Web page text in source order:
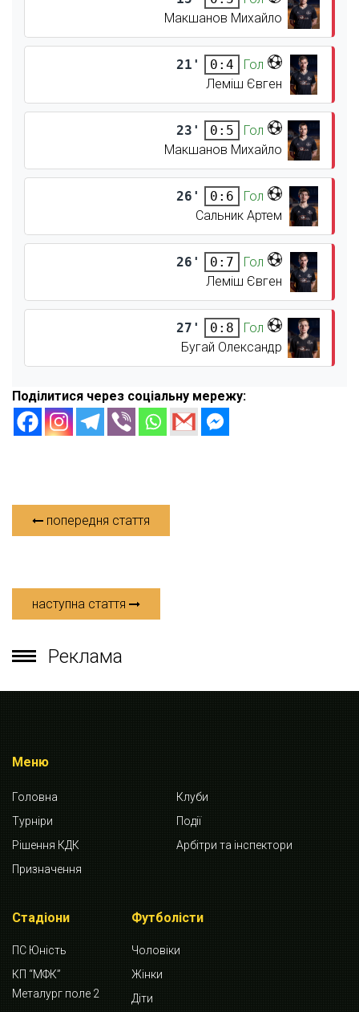
Макшанов Михайло
21' 0:4
Гол
Леміш Євген
23' 0:5
Гол
Макшанов Михайло
26' 0:6
Гол
Сальник Артем
26' 0:7
Гол
Леміш Євген
27' 0:8
Гол
Бугай Олександр
Поділитися через соціальну мережу:
попередня стаття
наступна стаття
Реклама
Меню
Головна
Клуби
Турніри
Події
Рішення КДК
Арбітри та інспектори
Призначення
Стадіони
ПС Юність
КП “МФК”
Металург поле 2
Футболісти
Чоловіки
Жінки
Діти